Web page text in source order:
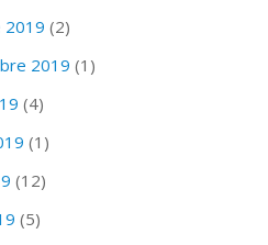
2019 (2)
2019 (1)
(4)
(1)
(12)
(5)